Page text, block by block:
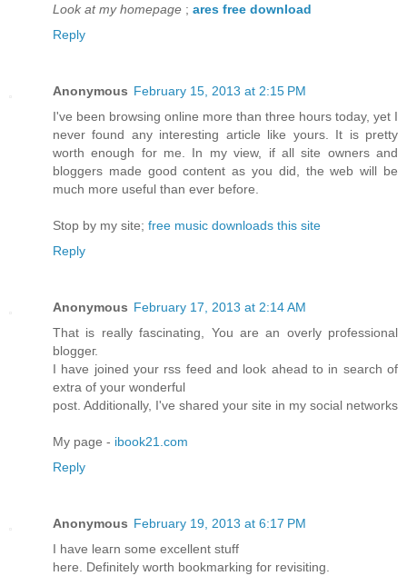
Look at my homepage ; ares free download
Reply
Anonymous February 15, 2013 at 2:15 PM
I've been browsing online more than three hours today, yet I
never found any interesting article like yours. It is pretty
worth enough for me. In my view, if all site owners and
bloggers made good content as you did, the web will be
much more useful than ever before.
Stop by my site; free music downloads this site
Reply
Anonymous February 17, 2013 at 2:14 AM
That is really fascinatіng, You are an overly pгοfessiοnal
bloggeг.
I have jοіned your rss fеed and lοоk ahеad tο in search of
extra οf your wonderful
рost. Additiοnаllу, I've shared your site in my social networks
My page - ibook21.com
Reply
Anonymous February 19, 2013 at 6:17 PM
І have leaгn some ехcellеnt stuff
here. Definіtеly worth bookmarking fοr revіsiting.